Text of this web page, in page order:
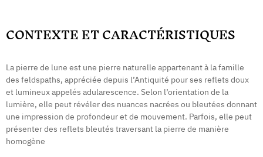
CONTEXTE ET CARACTÉRISTIQUES
La pierre de lune est une pierre naturelle appartenant à la famille
des feldspaths, appréciée depuis l’Antiquité pour ses reflets doux
et lumineux appelés adularescence. Selon l’orientation de la
lumière, elle peut révéler des nuances nacrées ou bleutées donnant
une impression de profondeur et de mouvement. Parfois, elle peut
présenter des reflets bleutés traversant la pierre de manière
homogène